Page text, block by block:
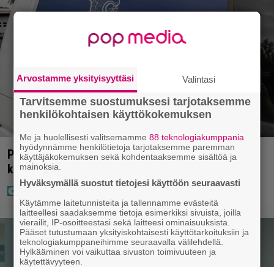
Poliisilla tehovalvonta – tästä kysymys ja näin
kauan kestää
Arvostamme yksityisyyttäsi Valintasi
Tarvitsemme suostumuksesi tarjotaksemme
henkilökohtaisen käyttökokemuksen
Me ja huolellisesti valitsemamme88 teknologiakumppania
hyödynnämme henkilötietoja tarjotaksemme paremman
käyttäjäkokemuksen sekä kohdentaaksemme sisältöä ja
mainoksia.
Hyväksymällä suostut tietojesi käyttöön seuraavasti
Käytämme laitetunnisteita ja tallennamme evästeitä
laitteellesi saadaksemme tietoja esimerkiksi sivuista, joilla
vierailit, IP-osoitteestasi sekä laitteesi ominaisuuksista.
Pääset tutustumaan yksityiskohtaisesti käyttötarkoituksiin ja
teknologiakumppaneihimme seuraavalla välilehdellä.
Hylkääminen voi vaikuttaa sivuston toimivuuteen ja
käytettävyyteen.